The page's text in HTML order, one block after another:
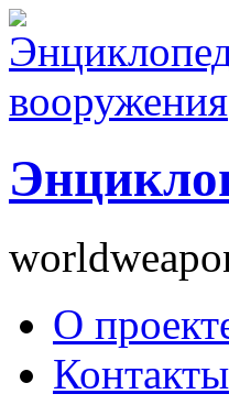
О
Контакты